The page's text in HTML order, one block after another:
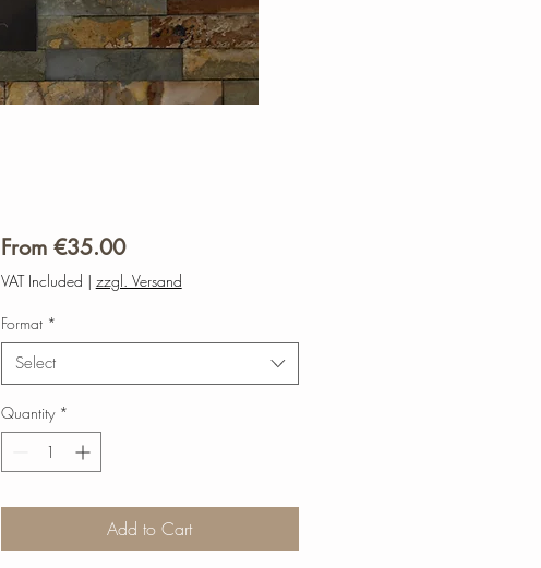
From €35.00Sale
Price
VAT Included | zzgl. Versand
Format *
Select
Quantity *
Add to Cart